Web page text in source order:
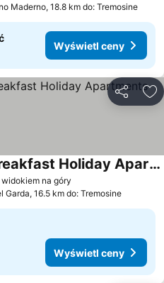
Maderno, 18.8 km do: Tremosine
Wyświetl ceny
na góry
GardaBreak Rooms&Breakfast Holiday Apartments
Garda, 16.5 km do: Tremosine
Wyświetl ceny